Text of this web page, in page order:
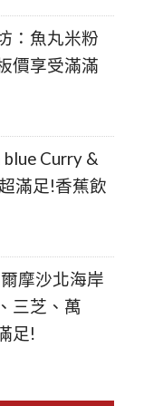
：魚丸米粉
價享受滿滿
blue Curry &
滿足!香蕉飲
摩沙北海岸
三芝、萬
足!